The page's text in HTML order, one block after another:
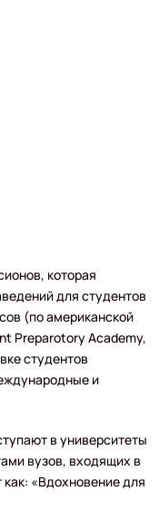
которая
для студентов
(по американской
Preparotory Academy,
студентов
и
в университеты
вузов, входящих в
«Вдохновение для